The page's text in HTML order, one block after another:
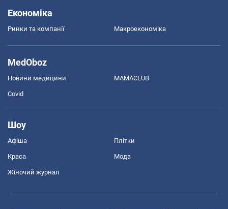
Економіка
Ринки та компанії Макроекономіка
MedOboz
Новини медицини MAMACLUB
Covid
Шоу
Афіша Плітки
Краса Мода
Жіночий журнал